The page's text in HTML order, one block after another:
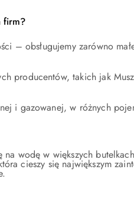
firm?
– obsługujemy zarówno
producentów, takich jak
i gazowanej, w różnych
wodę w większych
cieszy się największym